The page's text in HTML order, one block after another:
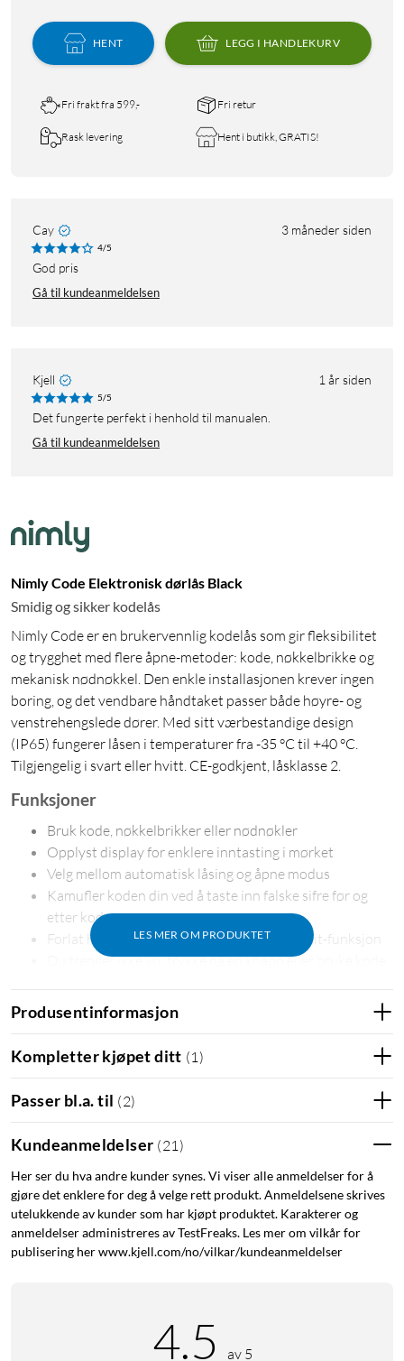
HENT LEGG I HANDLEKURV
Fri frakt fra 599,- Fri retur
Rask levering Hent i butikk, GRATIS!
Cay 3 måneder siden
4/5
god pris
Gå til kundeanmeldelsen
Kjell 1 år siden
5/5
Det fungerte perfekt i henhold til manualen.
Gå til kundeanmeldelsen
Nimly Code Elektronisk dørlås Black
Smidig og sikker kodelås
Nimly Code er en brukervennlig kodelås som gir fleksibilitet
og trygghet med flere åpne-metoder: kode, nøkkelbrikke og
mekanisk nødnøkkel. Den enkle installasjonen krever ingen
boring, og det vendbare håndtaket passer både høyre- og
venstrehengslede dører. Med sitt værbestandige design
(IP65) fungerer låsen i temperaturer fra -35 °C til +40 °C.
Tilgjengelig i svart eller hvitt. CE-godkjent, låsklasse 2.
LES MER OM PRODUKTET
Funksjoner
Bruk kode, nøkkelbrikker eller nødnøkler
Opplyst display for enklere inntasting i mørket
Velg mellom automatisk låsing og åpne modus
Kamufler koden din ved å taste inn falske sifre før og
etter koden
Forlat hjemmet trygt med dørlåsens EasyExit-funksjon
Du trenger ikke vri, trykke på en knapp eller bruke kode
evakuering
Klar for tilkobling til mobilapp og smarthussystem med
tilleggspakkene Nimly Module
(
Lydsignal varsler deg når det er på tide å bytte batterier
Nødnøkkel
Med nødnøkkel har du alltid tryggheten til å kunne åpne
døren mekanisk hvis for eksempel batteriene er tomme.
Nødnøkkelen kan oppbevares hos en nabo, i bilen eller på
Kompatibel med både høyre- og venstrehengslede dører, med
Produsentinformasjon
Kompletter kjøpet ditt (1 )
Passer bl.a. til (2)
Kundeanmeldelser (21 )
Her ser du hva andre kunder synes. Vi viser alle anmeldelser for å
gjøre det enklere for deg å velge rett produkt. Anmeldelsene skrives
utelukkende av kunder som har kjøpt produktet. Karakterer og
anmeldelser administreres av TestFreaks. Les mer om vilkår for
publisering her www.kjell.com/no/vilkar/kundeanmeldelser
4.5 av 5